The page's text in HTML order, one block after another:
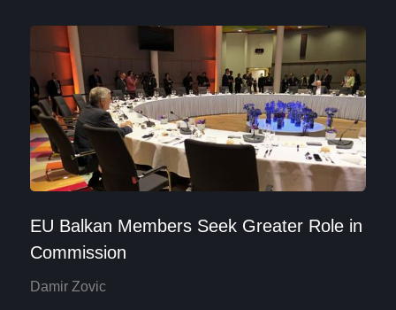
EU Balkan Members Seek Greater Role in
Commission
Damir Zovic